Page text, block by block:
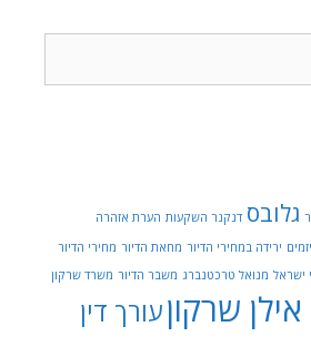
גלובס דנקנר השקעות הערת אזהרה
יזמים ירידה במחירי הדיור מחאת הדיור מחירי הדיור
ישראל מנואל טרכטנברג משבר הדיור משרד שרקון
שרקוןעורך דין